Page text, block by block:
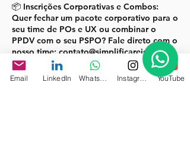
📦 Inscrições Corporativas e Combos:
Quer fechar um pacote corporativo para o
seu time de POs e UX ou combinar o
PPDV com o seu PSPO? Fale direto com o
nosso time: contato@simplificareis.org
Email LinkedIn YouTube